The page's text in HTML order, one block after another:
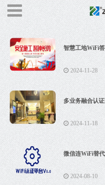
智慧工地WiFi
2024-11-28
多业务融合认
2024-11-18
微信连WiFi替
2024-08-10